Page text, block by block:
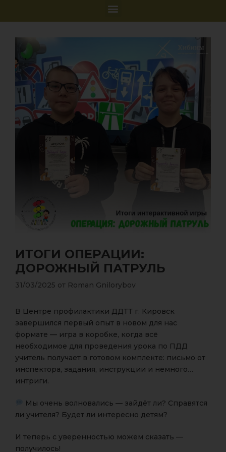
ИТОГИ ОПЕРАЦИИ:
ДОРОЖНЫЙ ПАТРУЛЬ
31/03/2025 от Roman Gnilorybov
В Центре профилактики ДДТТ г. Кировск
завершился первый опыт в новом для нас
формате — игра в коробке, когда всё
необходимое для проведения урока по ПДД
учитель получает в готовом комплекте: письмо от
инспектора, задания, инструкции и немного…
интриги.
Мы очень волновались — зайдёт ли? Справятся
ли учителя? Будет ли интересно детям?
И теперь с уверенностью можем сказать —
получилось!